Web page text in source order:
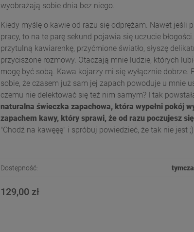
wyobrażają sobie dnia bez niego.
Kiedy myślę o kawie od razu się odprężam. Nawet jeśli
pracy, to na te parę sekund pojawia się uczucie
przytulną kawiarenkę, przyćmione światło, słyszę
przyciszone rozmowy. Otaczają mnie ludzie, których
mogę być sobą. Kawa kojarzy mi się wyłącznie dobrze.
sobie, że czasem już sam jej zapach powoduje u mnie
czemu nie delektować się też nim samym? I tak
naturalna świeczka zapachowa, która wypełni pokój
zapachem kawy, który sprawi, że od razu poczujesz
"Chodź na kawęęę" i spróbuj powiedzieć, że tak nie jest ;)
Dostępność:
129,00 zł